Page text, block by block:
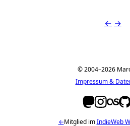
← →
© 2004–2026
Impressum &
←Mitglied imIndieWeb